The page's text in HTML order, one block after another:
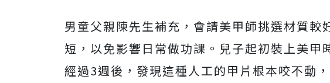
男童父親陳先生補充，會請美甲師挑選材質較
短，以免影響日常做功課。兒子起初裝上美甲
經過3週後，發現這種人工的甲片根本咬不動